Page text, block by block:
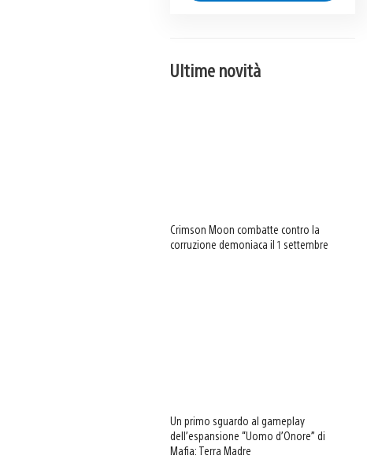
Ultime novità
Crimson Moon combatte contro la
corruzione demoniaca il 1 settembre
Un primo sguardo al gameplay
dell’espansione “Uomo d’Onore” di
Mafia: Terra Madre